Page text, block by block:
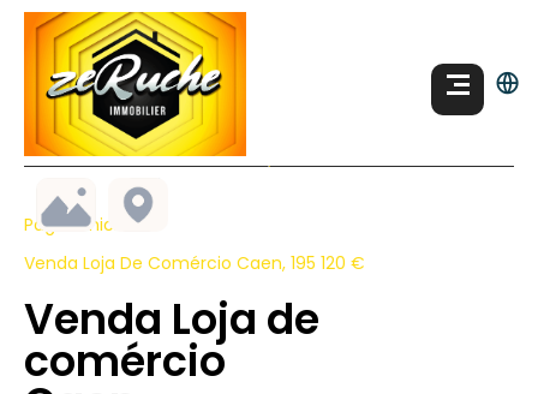
Página Inicial
Venda Loja De Comércio Caen, 195 120 €
Venda Loja de
comércio